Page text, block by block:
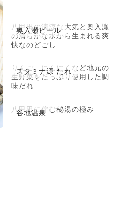
奥入瀬ビール
八甲田の清涼な大気と奥入瀬
の清らかな水から生まれる爽
快なのどごし
スタミナ源 たれ
りんご、にんにくなど地元の
生野菜をたっぷり使用した調
味だれ
谷地温泉
八甲田に佇む秘湯の極み